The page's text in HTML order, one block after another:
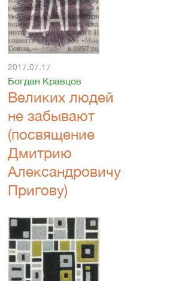
2017.07.17
Богдан Кравцов
Великих людей
не забывают
(посвящение
Дмитрию
Александровичу
Пригову)